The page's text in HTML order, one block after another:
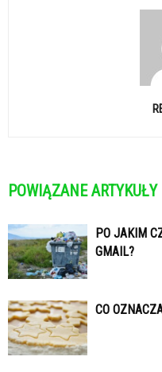
POWIĄZANE ARTYKUŁY
PO JAKIM
GMAIL?
CO